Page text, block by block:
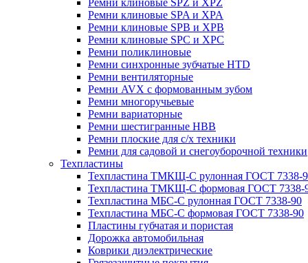
Ремни клиновые SPZ и XPZ
Ремни клиновые SPA и XPA
Ремни клиновые SPB и XPB
Ремни клиновые SPC и XPC
Ремни поликлиновые
Ремни синхронные зубчатые HTD
Ремни вентиляторные
Ремни AVX с формованным зубом
Ремни многоручьевые
Ремни вариаторные
Ремни шестигранные HBB
Ремни плоские для с/х техники
Ремни для садовой и снегоуборочной техники
Техпластины
Техпластина ТМКЩ-С рулонная ГОСТ 7338-
Техпластина ТМКЩ-С формовая ГОСТ 7338-
Техпластина МБС-С рулонная ГОСТ 7338-90
Техпластина МБС-С формовая ГОСТ 7338-90
Пластины губчатая и пористая
Дорожка автомобильная
Коврики диэлектрические